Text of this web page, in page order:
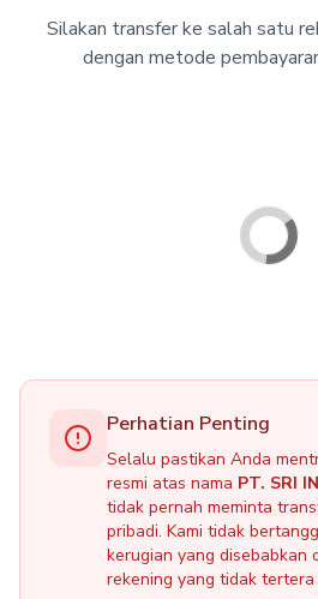
Silakan transfer ke salah satu
dengan metode
Perhatian Penting
Selalu pastikan Anda
resmi atas nama PT. SRI
tidak pernah meminta
pribadi. Kami tidak
kerugian yang disebabkan
rekening yang tidak tertera